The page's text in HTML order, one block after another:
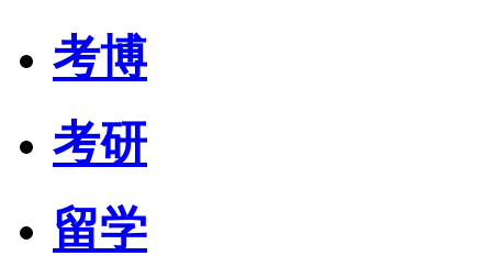
考博
考研
留学